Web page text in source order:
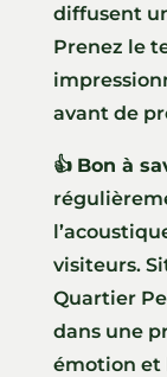
diffusent
Prenez le
avant de
👍 Bon à
visiteurs.
Quartier
dans une
émotion et